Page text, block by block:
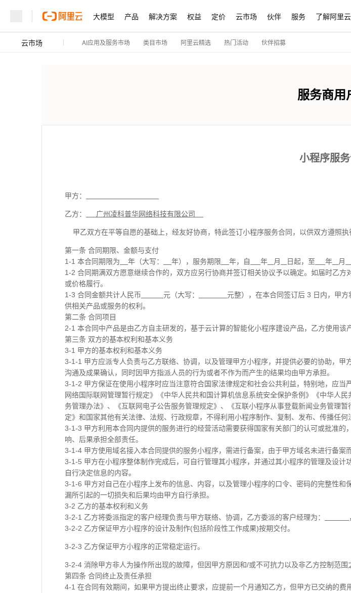
大模型 产品 解决方案 权益 定价 云市场 伙伴 服务 了解阿里云
云市场 AI应用及服务市场 类目市场 阿里云精选 热门活动 伙伴招募
服务商用
小程序服
甲方：
乙方： 广州凌科普华网络科技有限公司
甲乙双方在平等自愿的基础上，经友好协商，特此签订小程序服务合同，以供双方遵照执
第一条 合同期限、金额与支付
1-1 本合同期限为
年（大写： 年），服务期限 年，自 年 月 日起，至 年 月
1-2 合同期满双方愿意继续合作的，双方应另行协商并签订相关协议予以确定。如届时乙
或价格履行。
1-3 合同金额共计人民币
元（大写：
元整），在本合同签订后 3 日内，甲
供相关产品或服务的权利。
第二条 合同项目
2-1 本合同中产品是由乙方自主研发的，基于云计算的智能化小程序建设产品，乙方使用该
第三条 双方的基本权利和基本义务
3-1 甲方的基本权利和基本义务
3-1-1 甲方应派专人负责与乙方联络、协调，以及管理甲方小程序，并提供必要的协助，甲
沟通及成果确认，同时因甲方指派人员的行为或者不作为而产生的结果均由甲方承担。
3-1-2 甲方保证在使用小程序时应当注意符合国家法律规定和社会公共利益，特别地，应
网络国际联网管理暂行规定》《中华人民共和国计算机信息系统安全保护条例》《中华人
务管理办法》、《互联网电子公告服务管理规定》、《互联小程序从事登载新闻业务管理
定》和国家其他有关法律、法规、行政规章，不得利用小程序制作、复制、发布、传播任何
3-1-3 甲方利用本合同内提供的服务进行的经营活动需要获得国家有关部门的认可或批准
响、后果承担全部责任。
3-1-4 甲方使用域名接入本合同提供的服务小程序，需进行备案，由于甲方域名未进行备案
3-1-5 甲方在小程序整体制作完成后，可自行管理其小程序，并通过其小程序的管理及设
自行决定信息的内容。
3-1-6 甲方对自己在小程序上发布的信息、内容，以及管理小程序的口令、密码的完整性
漏所引起的一切损失和后果均由甲方自行承担。
3-2 乙方的基本权利和义务
3-2-1 乙方将委派指定的客户经理负责与甲方联络、协调，乙方委派的客户经理为：
3-2-2 乙方保证甲方小程序的设计及制作(包括阶段性工作成果)按期交付。
3-2-3 乙方保证甲方小程序的正常稳定运行。
3-2-4 消除甲方非人为操作所出现的故障，但因甲方原因和/或不可抗力以及非乙方控制范围
第四条 合同终止及责任承担
4-1 在合同有效期间，如果甲方提出终止要求，应提前一个月通知乙方，但甲方已交纳的费